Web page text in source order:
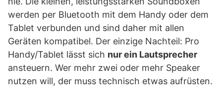
werden per Bluetooth mit dem Handy oder dem
Tablet verbunden und sind daher mit allen
Geräten kompatibel. Der einzige Nachteil: Pro
Handy/Tablet lässt sich nur ein Lautsprecher
ansteuern. Wer mehr zwei oder mehr Speaker
nutzen will, der muss technisch etwas aufrüsten.